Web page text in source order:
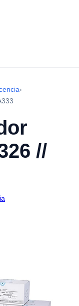
›
//